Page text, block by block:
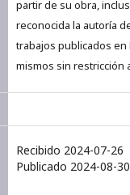
partir de su obra,
reconocida la autoría
trabajos publicados
mismos sin restricción
Recibido 2024-07-26
Publicado 2024-08-30